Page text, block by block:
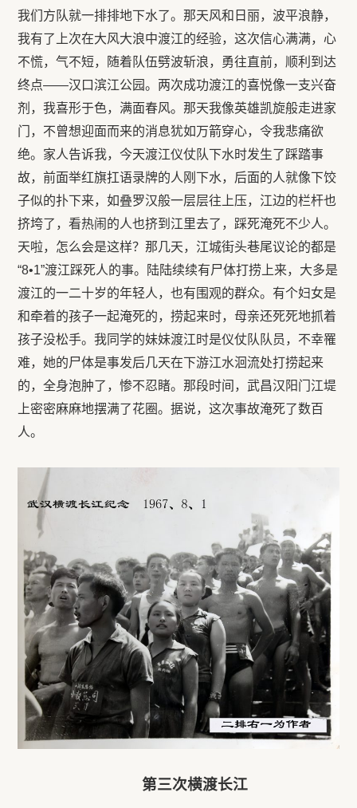
我们方队就一排排地下水了。那天风和日丽，波平浪静，
我有了上次在大风大浪中渡江的经验，这次信心满满，心
不慌，气不短，随着队伍劈波斩浪，勇往直前，顺利到达
终点——汉口滨江公园。两次成功渡江的喜悦像一支兴奋
剂，我喜形于色，满面春风。那天我像英雄凯旋般走进家
门，不曾想迎面而来的消息犹如万箭穿心，令我悲痛欲
绝。家人告诉我，今天渡江仪仗队下水时发生了踩踏事
故，前面举红旗扛语录牌的人刚下水，后面的人就像下饺
子似的扑下来，如叠罗汉般一层层往上压，江边的栏杆也
挤垮了，看热闹的人也挤到江里去了，踩死淹死不少人。
天啦，怎么会是这样？那几天，江城街头巷尾议论的都是
“8•1”渡江踩死人的事。陆陆续续有尸体打捞上来，大多是
渡江的一二十岁的年轻人，也有围观的群众。有个妇女是
和牵着的孩子一起淹死的，捞起来时，母亲还死死地抓着
孩子没松手。我同学的妹妹渡江时是仪仗队队员，不幸罹
难，她的尸体是事发后几天在下游江水洄流处打捞起来
的，全身泡肿了，惨不忍睹。那段时间，武昌汉阳门江堤
上密密麻麻地摆满了花圈。据说，这次事故淹死了数百
人。
第三次横渡长江